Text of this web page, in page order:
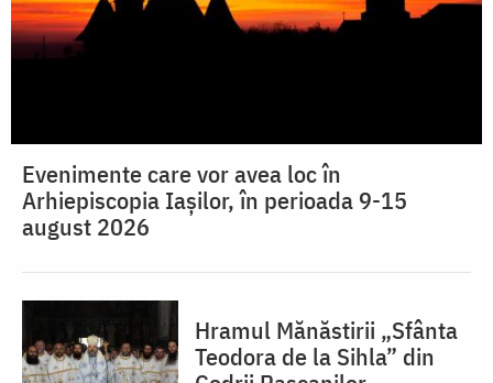
Evenimente care vor avea loc în
Arhiepiscopia Iaşilor, în perioada 9-15
august 2026
Hramul Mănăstirii „Sfânta
Teodora de la Sihla” din